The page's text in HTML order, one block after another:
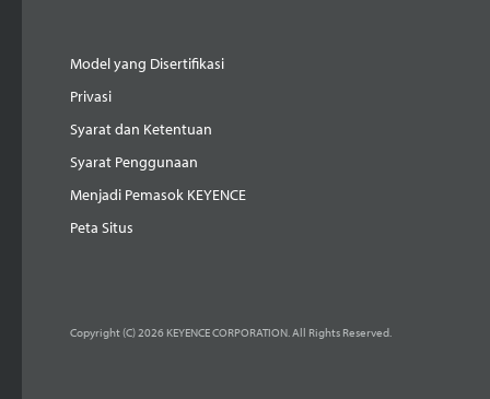
Model yang Disertifikasi
Privasi
Syarat dan Ketentuan
Syarat Penggunaan
Menjadi Pemasok KEYENCE
Peta Situs
Copyright (C) 2026 KEYENCE CORPORATION. All Rights Reserved.